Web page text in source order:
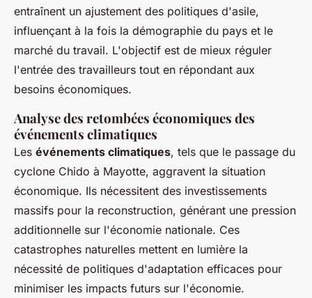
entraînent un ajustement des politiques d'asile,
influençant à la fois la démographie du pays et le
marché du travail. L'objectif est de mieux réguler
l'entrée des travailleurs tout en répondant aux
besoins économiques.
Analyse des retombées économiques des
événements climatiques
Les événements climatiques, tels que le passage du
cyclone Chido à Mayotte, aggravent la situation
économique. Ils nécessitent des investissements
massifs pour la reconstruction, générant une pression
additionnelle sur l'économie nationale. Ces
catastrophes naturelles mettent en lumière la
nécessité de politiques d'adaptation efficaces pour
minimiser les impacts futurs sur l'économie.